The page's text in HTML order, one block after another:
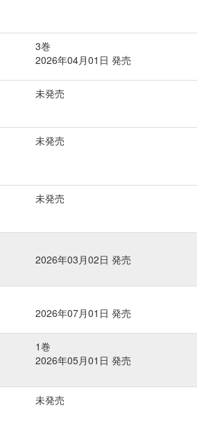
3巻
2026年04月01日 発売
未発売
未発売
未発売
2026年03月02日 発売
2026年07月01日 発売
1巻
2026年05月01日 発売
未発売